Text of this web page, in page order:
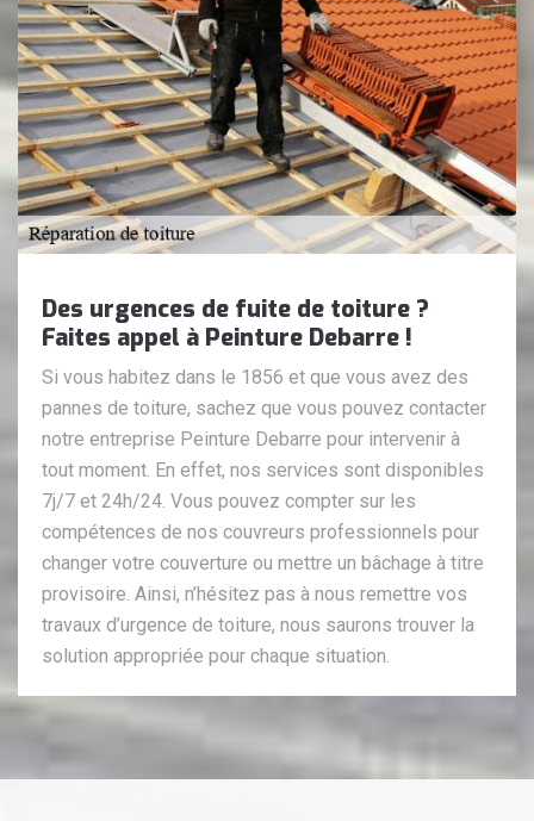
Des urgences de fuite de toiture ?
Faites appel à Peinture Debarre !
Si vous habitez dans le 1856 et que vous avez des
pannes de toiture, sachez que vous pouvez contacter
notre entreprise Peinture Debarre pour intervenir à
tout moment. En effet, nos services sont disponibles
7j/7 et 24h/24. Vous pouvez compter sur les
compétences de nos couvreurs professionnels pour
changer votre couverture ou mettre un bâchage à titre
provisoire. Ainsi, n’hésitez pas à nous remettre vos
travaux d’urgence de toiture, nous saurons trouver la
solution appropriée pour chaque situation.